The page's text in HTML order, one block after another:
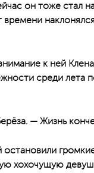
он тоже стал
времени
к ней
среди лета
— Жизнь
хохочущую